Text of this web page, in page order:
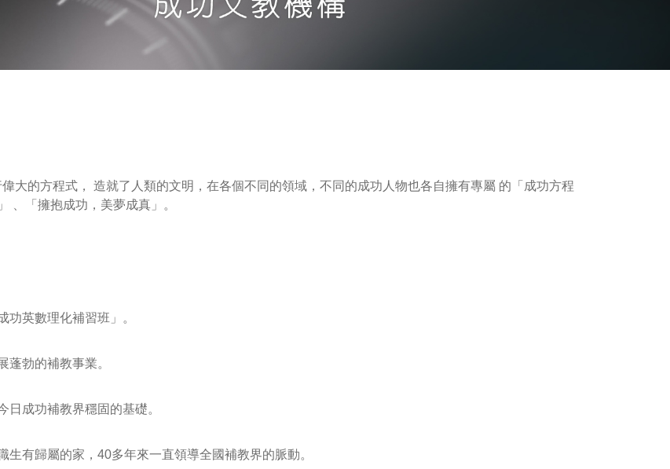
大的方程式， 造就了人類的文明，在各個不同的領域，不同的成功人物也各自擁有專屬 的「成功方程
、「擁抱成功，美夢成真」。
英數理化補習班」。
蓬勃的補教事業。
成功補教界穩固的基礎。
有歸屬的家，40多年來一直領導全國補教界的脈動。